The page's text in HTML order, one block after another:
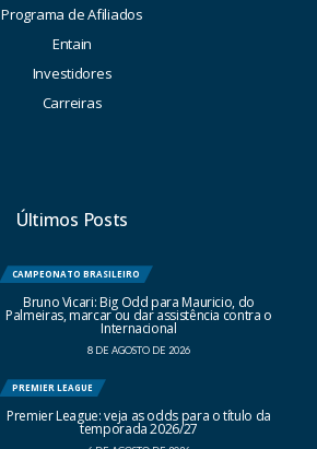
Programa de Afiliados
Entain
Investidores
Carreiras
Últimos Posts
CAMPEONATO BRASILEIRO
Bruno Vicari: Big Odd para Mauricio, do
Palmeiras, marcar ou dar assistência contra o
Internacional
8 DE AGOSTO DE 2026
PREMIER LEAGUE
Premier League: veja as odds para o título da
temporada 2026/27